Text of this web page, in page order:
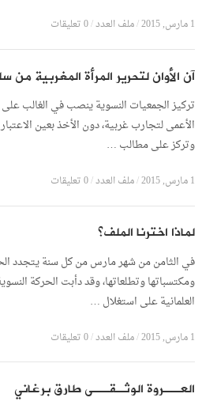
1 مارس, 2015 /ملف العدد/0 تعليقات
آن الأوان لتحرير المرأة المغربية من
تركيز الجمعيات النسوية ينصب في الغالب
الأعمى لتجارب غربية، دون الأخذ بعين
وتركز على مطالب …
1 مارس, 2015 /ملف العدد/0 تعليقات
لماذا اخترنا الملف؟
في الثامن من شهر مارس من كل سنة يتجدد
ومكتسباتها وتطلعاتها، وقد دأبت الحركة
العلمانية على استغلال …
1 مارس, 2015 /ملف العدد/0 تعليقات
العــروة الوثـقــى طارق برغاني